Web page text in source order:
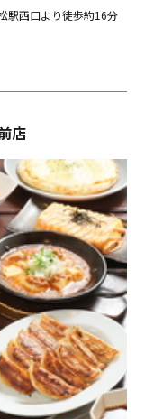
駅西口より徒歩約16分
店